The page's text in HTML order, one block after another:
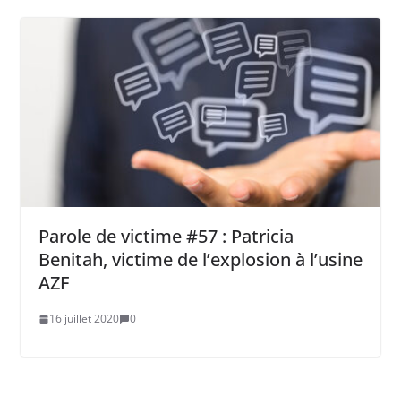
Parole de victime #57 : Patricia
Benitah, victime de l’explosion à l’usine
AZF
16 juillet 2020 0